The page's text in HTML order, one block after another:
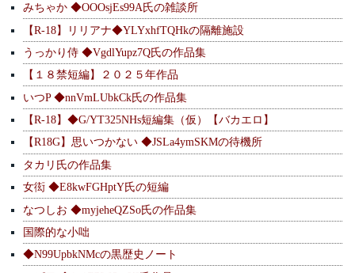
みちゃか ◆OOOsjEs99A氏の雑談所
【R-18】リリアナ◆YLYxhfTQHkの隔離施設
うっかり侍 ◆VgdlYupz7Q氏の作品集
【１８禁短編】２０２５年作品
いつP ◆nnVmLUbkCk氏の作品集
【R-18】◆G/YT325NHs短編集（仮）【バカエロ】
【R18G】思いつかない ◆JSLa4ymSKMの待機所
タカリ氏の作品集
女衒 ◆E8kwFGHptY氏の短編
なつしお ◆myjeheQZSo氏の作品集
国際的な小咄
◆N99UpbkNMcの黒歴史ノート